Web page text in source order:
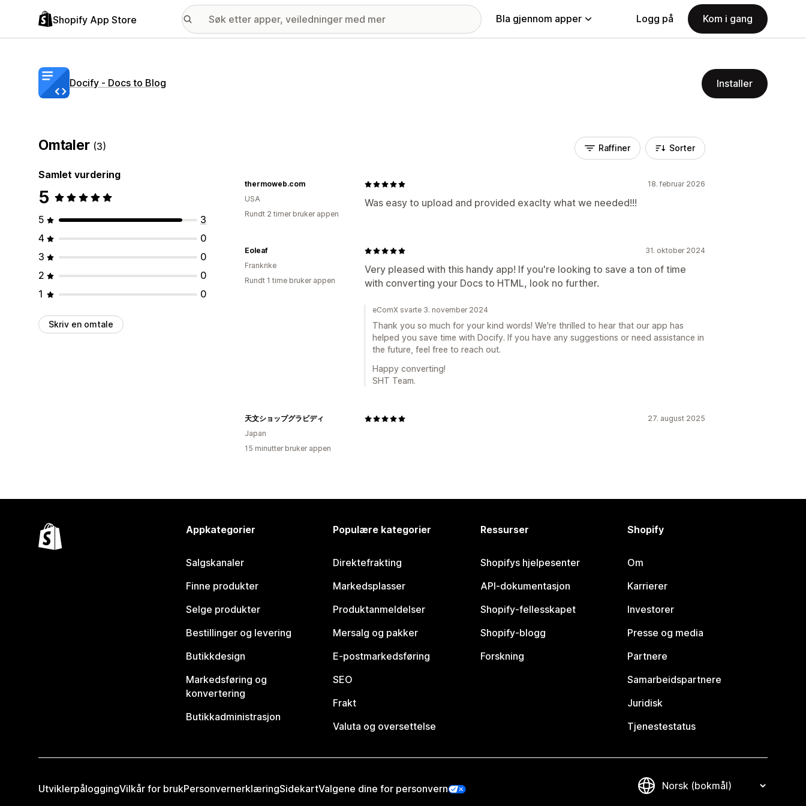
Shopify App Store Bla gjennom apper Logg på Kom i gang
Docify ‑ Docs to Blog Installer
Omtaler (3)
Samlet vurdering
5
5
3
4
0
3
0
2
0
1
0
Skriv en omtale
Raffiner Sorter
18. februar 2026
Was easy to upload and provided exaclty what we needed!!!
thermoweb.com
USA
Rundt 2 timer bruker appen
31. oktober 2024
Very pleased with this handy app! If you're looking to save a ton of time
with converting your Docs to HTML, look no further.
Eoleaf
Frankrike
Rundt 1 time bruker appen
eComX svarte 3. november 2024
Thank you so much for your kind words! We're thrilled to hear that our app has
helped you save time with Docify. If you have any suggestions or need assistance in
the future, feel free to reach out.
Happy converting!
SHT Team.
27. august 2025
天文ショップグラビディ
Japan
15 minutter bruker appen
Appkategorier
Salgskanaler
Finne produkter
Selge produkter
Bestillinger og levering
Butikkdesign
Markedsføring og
konvertering
Butikkadministrasjon
Populære kategorier
Direktefrakting
Markedsplasser
Produktanmeldelser
Mersalg og pakker
E-postmarkedsføring
SEO
Frakt
Valuta og oversettelse
Ressurser
Shopifys hjelpesenter
API-dokumentasjon
Shopify-fellesskapet
Shopify-blogg
Forskning
Shopify
Om
Karrierer
Investorer
Presse og media
Partnere
Samarbeidspartnere
Juridisk
Tjenestestatus
UtviklerpåloggingVilkår for brukPersonvernerklæringSidekartValgene dine for personvern